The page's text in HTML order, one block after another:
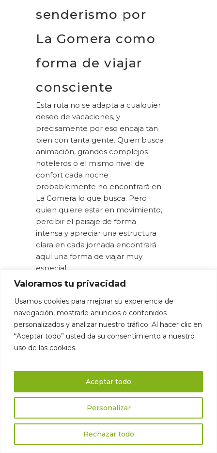
Valoramos tu privacidad
Usamos cookies para mejorar su experiencia de
navegación, mostrarle anuncios o contenidos
personalizados y analizar nuestro tráfico. Al hacer clic en
“Aceptar todo” usted da su consentimiento a nuestro
uso de las cookies.
Personalizar
Rechazar todo
Aceptar todo
senderismo por
La Gomera como
forma de viajar
consciente
Esta ruta no se adapta a cualquier
deseo de vacaciones, y
precisamente por eso encaja tan
bien con tanta gente. Quien busca
animación, grandes complejos
hoteleros o el mismo nivel de
confort cada noche
probablemente no encontrará en
La Gomera lo que busca. Pero
quien quiere estar en movimiento,
percibir el paisaje de forma
intensa y apreciar una estructura
clara en cada jornada encontrará
aquí una forma de viajar muy
especial.
La Gomera no es una ruta que se
tacha sin más. Funciona mejor
cuando se le da tiempo. Tiempo
para un segundo desayuno en el
pueblo de montaña, para una
a la luz de la tarde tiene un
aspecto completamente distinto
Si buscas un viaje de senderismo
que combine naturaleza, paisaje